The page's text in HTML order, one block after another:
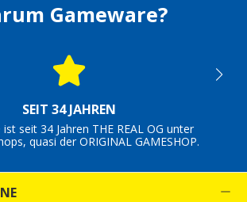
Gameware?
SEIT 34 JAHREN
seit 34 Jahren THE REAL OG unter
quasi der ORIGINAL GAMESHOP.